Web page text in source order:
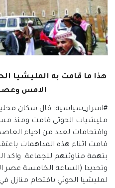
هذا ما قامت به المليشيا
الامس
#اسرار_سياسية: قال سكان
مليشيات الحوثي قامت ومنذ
واقتحامات لعدد من احياء
قامت اثناء هذه المداهمات
بتهمة مناوئتهم للجماعة. واكد
وتحديدا (الساعة الخامسة عصر
لمليشيا الحوثي باقتحام منازل